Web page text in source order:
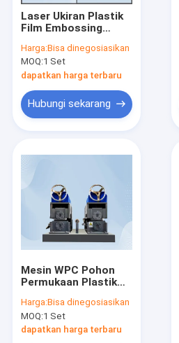
Laser Ukiran Plastik
Film Embossing
Electroplating
Perawatan
Harga:Bisa dinegosiasikan
MOQ:1 Set
dapatkan harga terbaru
Hubungi sekarang
Mesin WPC Pohon
Permukaan Plastik
30m/Min Laser Ukiran
Harga:Bisa dinegosiasikan
MOQ:1 Set
dapatkan harga terbaru